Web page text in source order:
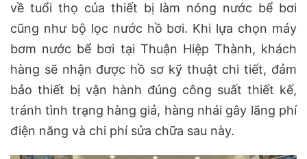
về tuổi thọ của thiết bị làm nóng nước bể bơi
cũng như bộ lọc nước hồ bơi. Khi lựa chọn máy
bơm nước bể bơi tại Thuận Hiệp Thành, khách
hàng sẽ nhận được hồ sơ kỹ thuật chi tiết, đảm
bảo thiết bị vận hành đúng công suất thiết kế,
tránh tình trạng hàng giả, hàng nhái gây lãng phí
điện năng và chi phí sửa chữa sau này.